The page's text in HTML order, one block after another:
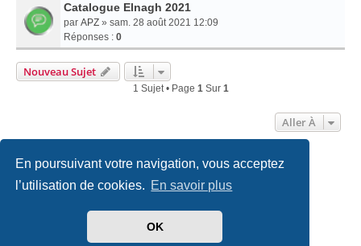
En poursuivant votre navigation, vous acceptez
l’utilisation de cookies. En savoir plus
OK
Catalogue Elnagh 2021
par APZ » sam. 28 août 2021 12:09
Réponses : 0
Nouveau Sujet
1 Sujet • Page 1Sur 1
Aller À
Accueil Politiques & cookies Nous contacter
phpBB-fr.com
created by INVENTEA & v12mike